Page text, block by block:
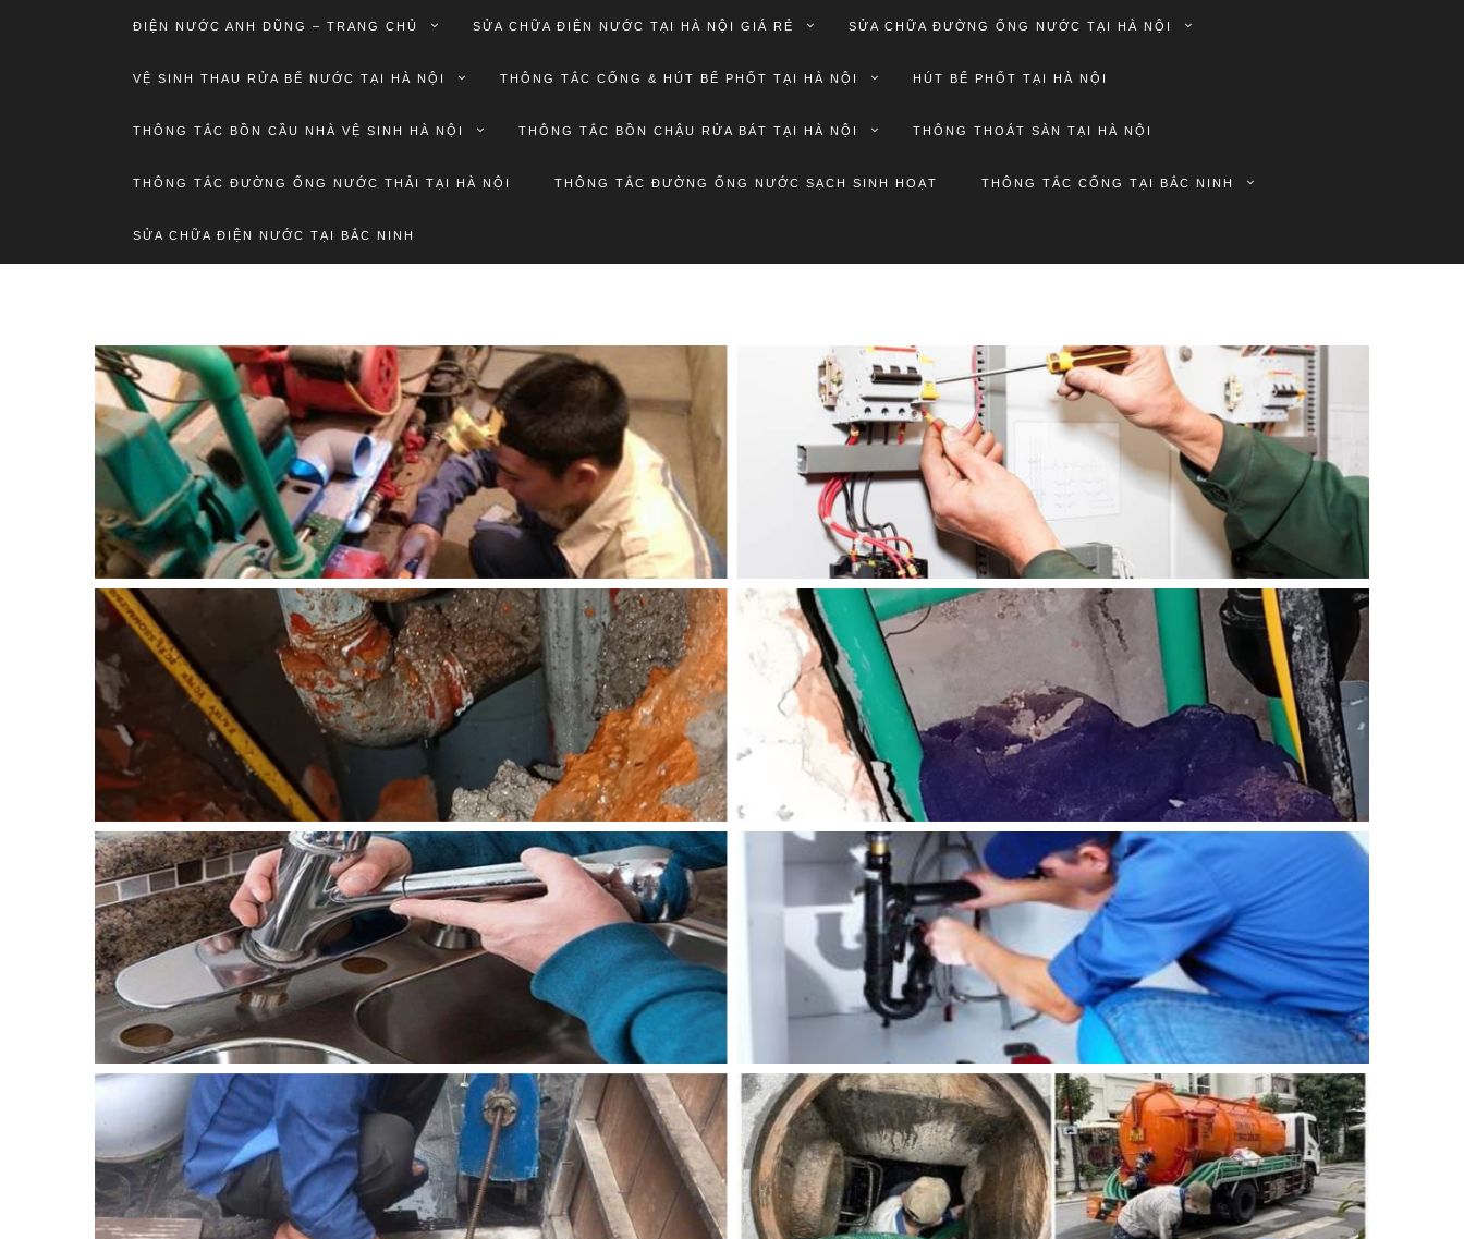
ĐIỆN NƯỚC ANH DŨNG – TRANG CHỦ SỬA CHỮA ĐIỆN NƯỚC TẠI HÀ NỘI GIÁ RẺ SỬA CHỮA ĐƯỜNG ỐNG NƯỚC TẠI HÀ NỘI
VỆ SINH THAU RỬA BỂ NƯỚC TẠI HÀ NỘI THÔNG TẮC CỐNG & HÚT BỂ PHỐT TẠI HÀ NỘI HÚT BỂ PHỐT TẠI HÀ NỘI
THÔNG TẮC BỒN CẦU NHÀ VỆ SINH HÀ NỘI THÔNG TẮC BỒN CHẬU RỬA BÁT TẠI HÀ NỘI THÔNG THOÁT SÀN TẠI HÀ NỘI
THÔNG TẮC ĐƯỜNG ỐNG NƯỚC THẢI TẠI HÀ NỘI THÔNG TẮC ĐƯỜNG ỐNG NƯỚC SẠCH SINH HOẠT THÔNG TẮC CỐNG TẠI BẮC NINH
SỬA CHỮA ĐIỆN NƯỚC TẠI BẮC NINH